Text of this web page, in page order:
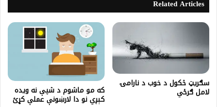
Related Articles
سګریټ څکول د خوب د نارامۍ
لامل ګرځي که مو ماشوم د شپې نه ویده
کېږي نو دا لارښونې عملې کړئ